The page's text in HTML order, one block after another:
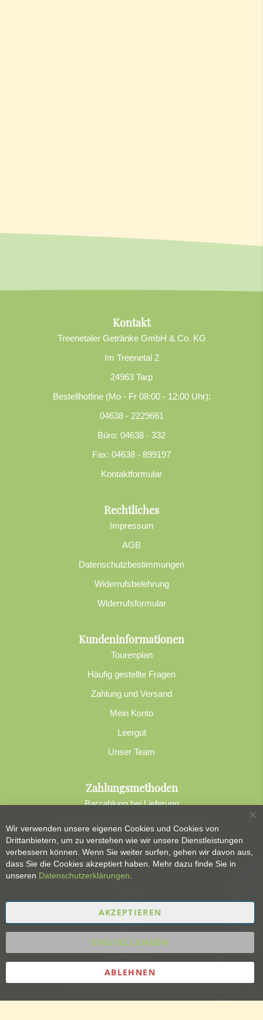
Kontakt
Treenetaler Getränke GmbH & Co. KG
Im Treenetal 2
24963 Tarp
Bestellhotline (Mo - Fr 08:00 - 12:00 Uhr):
04638 - 2229661
Büro: 04638 - 332
Fax: 04638 - 899197
Kontaktformular
Rechtliches
Impressum
AGB
Datenschutzbestimmungen
Widerrufsbelehrung
Widerrufsformular
Kundeninformationen
Tourenplan
Häufig gestellte Fragen
Zahlung und Versand
Mein Konto
Leergut
Unser Team
Zahlungsmethoden
Barzahlung bei Lieferung
Banküberweisung
Sepa-Lastschrift-Formular
Wir verwenden unsere eigenen Cookies und Cookies von
Drittanbietern, um zu verstehen wie wir unsere Dienstleistungen
verbessern können. Wenn Sie weiter surfen, gehen wir davon aus,
dass Sie die Cookies akzeptiert haben. Mehr dazu finde Sie in
unseren Datenschutzerklärungen
AKZEPTIEREN
EINSTELLUNGEN
ABLEHNEN